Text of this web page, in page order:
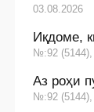
03.08.2026
Иқдоме,
№:92 (5144),
Аз роҳи
№:92 (5144),